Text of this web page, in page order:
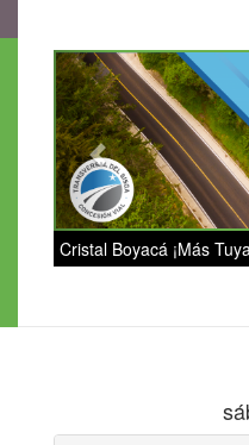
Previous
Cristal Boyacá ¡Más